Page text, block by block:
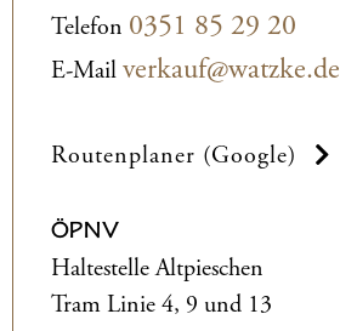
Telefon 0351 85 29 20
E-Mailverkauf@watzke.de
Routenplaner (Google)
ÖPNV
Haltestelle Altpieschen
Tram Linie 4, 9 und 13